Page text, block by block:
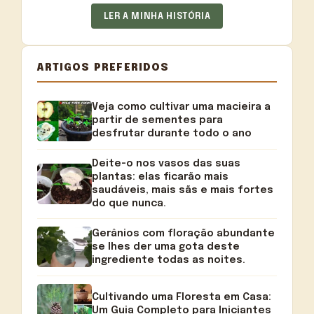
LER A MINHA HISTÓRIA
ARTIGOS PREFERIDOS
Veja como cultivar uma macieira a
partir de sementes para
desfrutar durante todo o ano
Deite-o nos vasos das suas
plantas: elas ficarão mais
saudáveis, mais sãs e mais fortes
do que nunca.
Gerânios com floração abundante
se lhes der uma gota deste
ingrediente todas as noites.
Cultivando uma Floresta em Casa:
Um Guia Completo para Iniciantes